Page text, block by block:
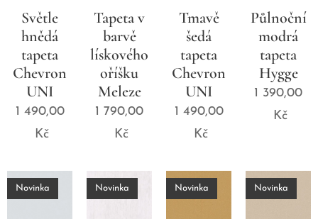
Světle
hnědá
tapeta
Chevron
UNI
1 490,00
Kč
Tapeta v
barvě
lískového
oříšku
Meleze
1 790,00
Kč
Tmavě
šedá
tapeta
Chevron
UNI
1 490,00
Kč
Půlnoční
modrá
tapeta
Hygge
1 390,00
Kč
Novinka Novinka Novinka Novinka